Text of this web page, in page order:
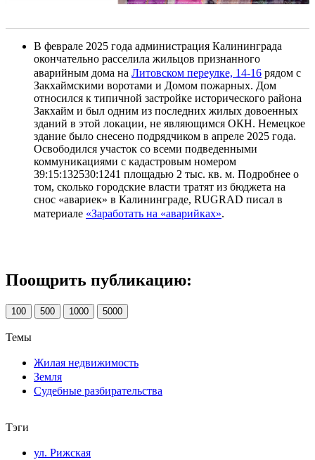
В феврале 2025 года администрация Калининграда
окончательно расселила жильцов признанного
аварийным дома на Литовском переулке, 14-16 рядом с
Закхаймскими воротами и Домом пожарных. Дом
относился к типичной застройке исторического района
Закхайм и был одним из последних жилых довоенных
зданий в этой локации, не являющимся ОКН. Немецкое
здание было снесено подрядчиком в апреле 2025 года.
Освободился участок со всеми подведенными
коммуникациями с кадастровым номером
39:15:132530:1241 площадью 2 тыс. кв. м. Подробнее о
том, сколько городские власти тратят из бюджета на
снос «авариек» в Калининграде, RUGRAD писал в
материале «Заработать на «аварийках».
Поощрить публикацию:
100 500 1000 5000
Темы
Жилая недвижимость
Земля
Судебные разбирательства
Тэги
ул. Рижская